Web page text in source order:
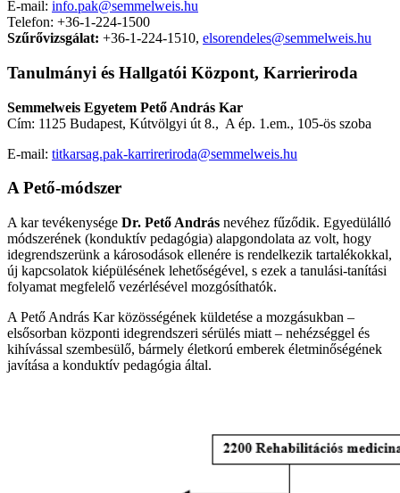
E-mail: info.pak@semmelweis.hu
Telefon: +36-1-224-1500
Szűrővizsgálat: +36-1-224-1510, elsorendeles@semmelweis.hu
Tanulmányi és Hallgatói Központ, Karrieriroda
Semmelweis Egyetem Pető András Kar
Cím: 1125 Budapest, Kútvölgyi út 8., A ép. 1.em., 105-ös szoba
E-mail: titkarsag.pak-karrireriroda@semmelweis.hu
A Pető-módszer
A kar tevékenysége Dr. Pető András nevéhez fűződik. Egyedülálló
módszerének (konduktív pedagógia) alapgondolata az volt, hogy
idegrendszerünk a károsodások ellenére is rendelkezik tartalékokkal,
új kapcsolatok kiépülésének lehetőségével, s ezek a tanulási-tanítási
folyamat megfelelő vezérlésével mozgósíthatók.
A Pető András Kar közösségének küldetése a mozgásukban –
elsősorban központi idegrendszeri sérülés miatt – nehézséggel és
kihívással szembesülő, bármely életkorú emberek életminőségének
javítása a konduktív pedagógia által.